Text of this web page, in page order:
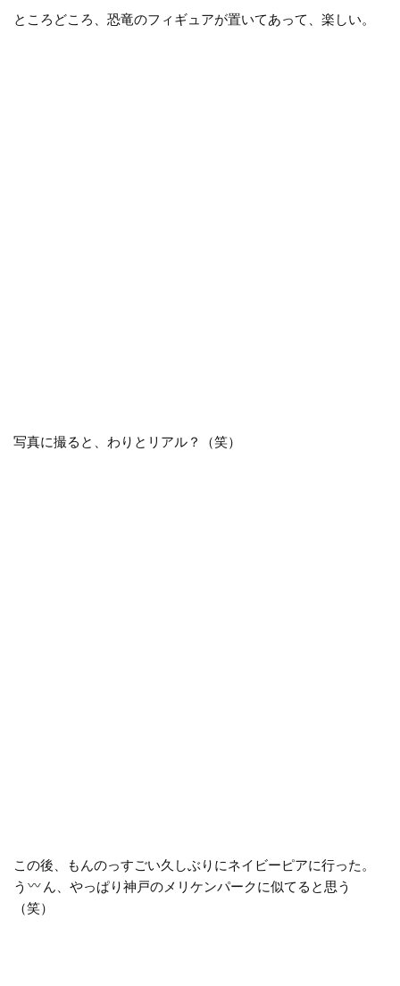
ところどころ、恐竜のフィギュアが置いてあって、楽しい。
写真に撮ると、わりとリアル？（笑）
この後、もんのっすごい久しぶりにネイビーピアに行った。
う
ん、やっぱり神戸のメリケンパークに似てると思う
（笑）